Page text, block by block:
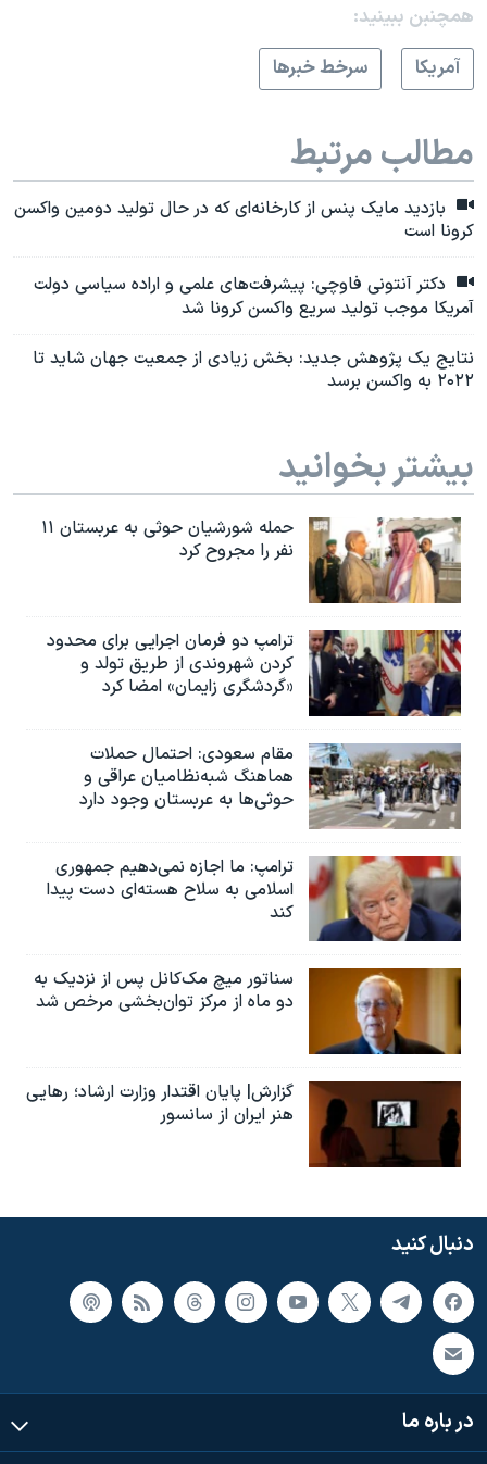
همچنبن ببینید:
آمريکا
سرخط خبرها
مطالب مرتبط
بازدید مایک پنس از کارخانه‌ای که در حال تولید دومین واکسن
کرونا است
دکتر آنتونی فاوچی: پیشرفت‌های علمی و اراده سیاسی دولت
آمریکا موجب تولید سریع واکسن کرونا شد
نتایج یک پژوهش جدید: بخش زیادی از جمعیت جهان شاید تا
۲۰۲۲ به واکسن برسد
بیشتر بخوانید
حمله شورشیان حوثی به عربستان ۱۱
نفر را مجروح کرد
ترامپ دو فرمان اجرایی برای محدود
کردن شهروندی از طریق تولد و
«گردشگری زایمان» امضا کرد
مقام سعودی: احتمال حملات
هماهنگ شبه‌نظامیان عراقی و
حوثی‌ها به عربستان وجود دارد
ترامپ: ما اجازه نمی‌دهیم جمهوری
اسلامی به سلاح هسته‌ای دست پیدا
کند
سناتور میچ مک‌کانل پس از نزدیک به
دو ماه از مرکز توان‌بخشی مرخص شد
گزارش| پایان اقتدار وزارت ارشاد؛ رهایی
هنر ایران از سانسور
دنبال کنید
در باره ما